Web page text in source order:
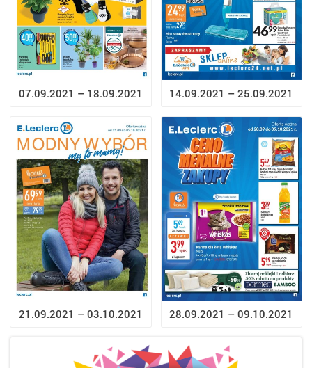
07.09.2021 – 18.09.2021 14.09.2021 – 25.09.2021
21.09.2021 – 03.10.2021 28.09.2021 – 09.10.2021